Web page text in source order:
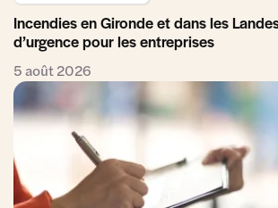
Incendies en Gironde et dans les
d’urgence pour les entreprises
5 août 2026